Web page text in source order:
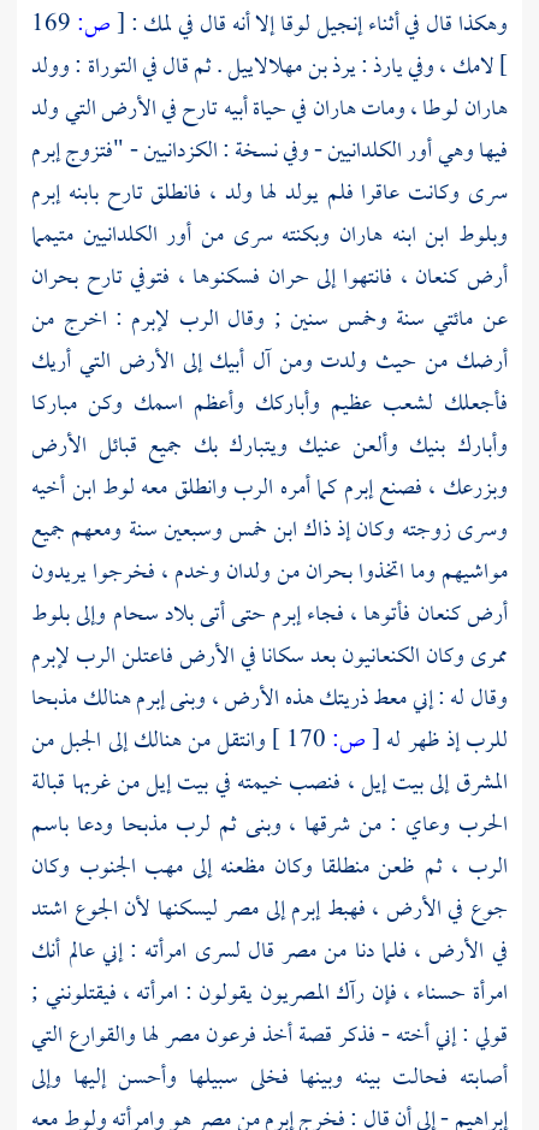
وهكذا قال في أثناء إنجيللوقاإلا أنه قال فيلمك:
[ص:169
]لامك، وفييارذ:يرذ بن مهلالاييل. ثم قال في التوراة : وولد
هارانلوطا، وماتهارانفي حياة أبيهتارحفي الأرض التي ولد
فيها وهي أور الكلدانيين - وفي نسخة : الكزدانيين - "فتزوجإبرم
سرى وكانت عاقرا فلم يولد لها ولد ، فانطلقتارحبابنهإبرم
وبلوط ابن ابنههاران وبكنتهسرى من أور الكلدانيين متيمما
أرض كنعان ، فانتهوا إلىحران فسكنوها ، فتوفيتارح بحران
عن مائتي سنة وخمس سنين ; وقال الرب لإبرم : اخرج من
أرضك من حيث ولدت ومن آل أبيك إلى الأرض التي أريك
فأجعلك لشعب عظيم وأباركك وأعظم اسمك وكن مباركا
وأبارك بنيك وألعن عنيك ويتبارك بك جميع قبائل الأرض
وبزرعك ، فصنعإبرمكما أمره الرب وانطلق معهلوطابن أخيه
وسرىزوجته وكان إذ ذاك ابن خمس وسبعين سنة ومعهم جميع
مواشيهم وما اتخذوابحرانمن ولدان وخدم ، فخرجوا يريدون
أرض كنعان فأتوها ، فجاءإبرمحتى أتىبلاد سحام وإلىبلوط
ممرى وكان الكنعانيون بعد سكانا في الأرض فاعتلن الربلإبرم
وقال له : إني معط ذريتك هذه الأرض ، وبنىإبرمهنالك مذبحا
للرب إذ ظهر له[ص:
وانتقل من هنالك إلى الجبل من
المشرق إلى بيت إيل ، فنصب خيمته في بيت إيل من غربها قبالة
الحرب وعاي : من شرقها ، وبنى ثم لرب مذبحا ودعا باسم
الرب ، ثم ظعن منطلقا وكان مظعنه إلى مهب الجنوب وكان
جوع في الأرض ، فهبطإبرمإلىمصرليسكنها لأن الجوع اشتد
في الأرض ، فلما دنا منمصرقال لسرى امرأته : إني عالم أنك
امرأة حسناء ، فإن رآك المصريون يقولون : امرأته ، فيقتلونني ;
قولي : إني أخته - فذكر قصة أخذفرعونمصرلها والقوارع التي
أصابته فحالت بينه وبينها فخلى سبيلها وأحسن إليها وإلى
إبراهيم- إلى أن قال : فخرجإبرممنمصر هو وامرأتهولوطمعه